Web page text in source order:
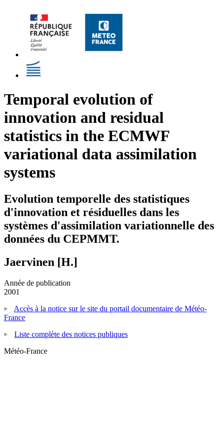
Temporal evolution of
innovation and residual
statistics in the ECMWF
variational data assimilation
systems
Evolution temporelle des statistiques
d'innovation et résiduelles dans les
systèmes d'assimilation variationnelle des
données du CEPMMT.
Jaervinen [H.]
Année de publication
2001
Accès à la notice sur le site du portail documentaire de Météo-
France
Liste complète des notices publiques
Météo-France